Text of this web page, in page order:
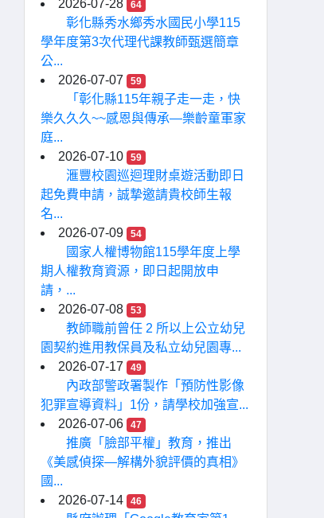
2026-07-28
64
彰化縣秀水鄉秀水國民小學115
學年度第3次代理代課教師甄選簡章
公...
2026-07-07
59
「彰化縣115年親子走一走，快
樂久久久~~感恩與傳承—樂齡童軍家
庭...
2026-07-10
59
滙豐校園巡迴理財桌遊活動即日
起免費申請，誠摯邀請貴校師生報
名...
2026-07-09
54
國家人權博物館115學年度上學
期人權教育資源，即日起開放申
請，...
2026-07-08
53
教師職前曾任 2 所以上公立幼兒
園契約進用教保員及私立幼兒園專...
2026-07-17
49
內政部警政署製作「預防性影像
犯罪宣導資料」1份，請學校加強宣...
2026-07-06
47
推廣「臉部平權」教育，推出
《美感偵探—解構外貌評價的真相》
國...
2026-07-14
46